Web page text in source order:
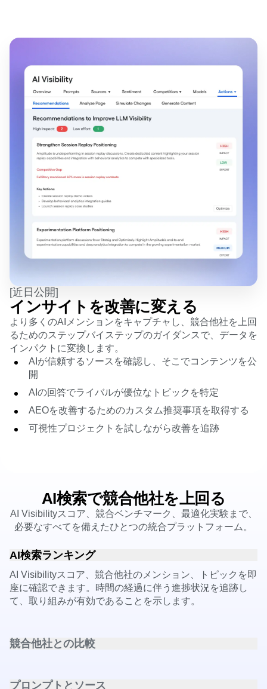
[近日公開]
インサイトを改善に変える
より多くのAIメンションをキャプチャし、競合他社を上回
るためのステップバイステップのガイダンスで、データを
インパクトに変換します。
AIが信頼するソースを確認し、そこでコンテンツを公
開
AIの回答でライバルが優位なトピックを特定
AEOを改善するためのカスタム推奨事項を取得する
可視性プロジェクトを試しながら改善を追跡
AI検索で競合他社を上回る
AI Visibilityスコア、競合ベンチマーク、最適化実験まで、
必要なすべてを備えたひとつの統合プラットフォーム。
AI検索ランキング
AI Visibilityスコア、競合他社のメンション、トピックを即
座に確認できます。時間の経過に伴う進捗状況を追跡し
て、取り組みが有効であることを示します。
競合他社との比較
プロンプトとソース